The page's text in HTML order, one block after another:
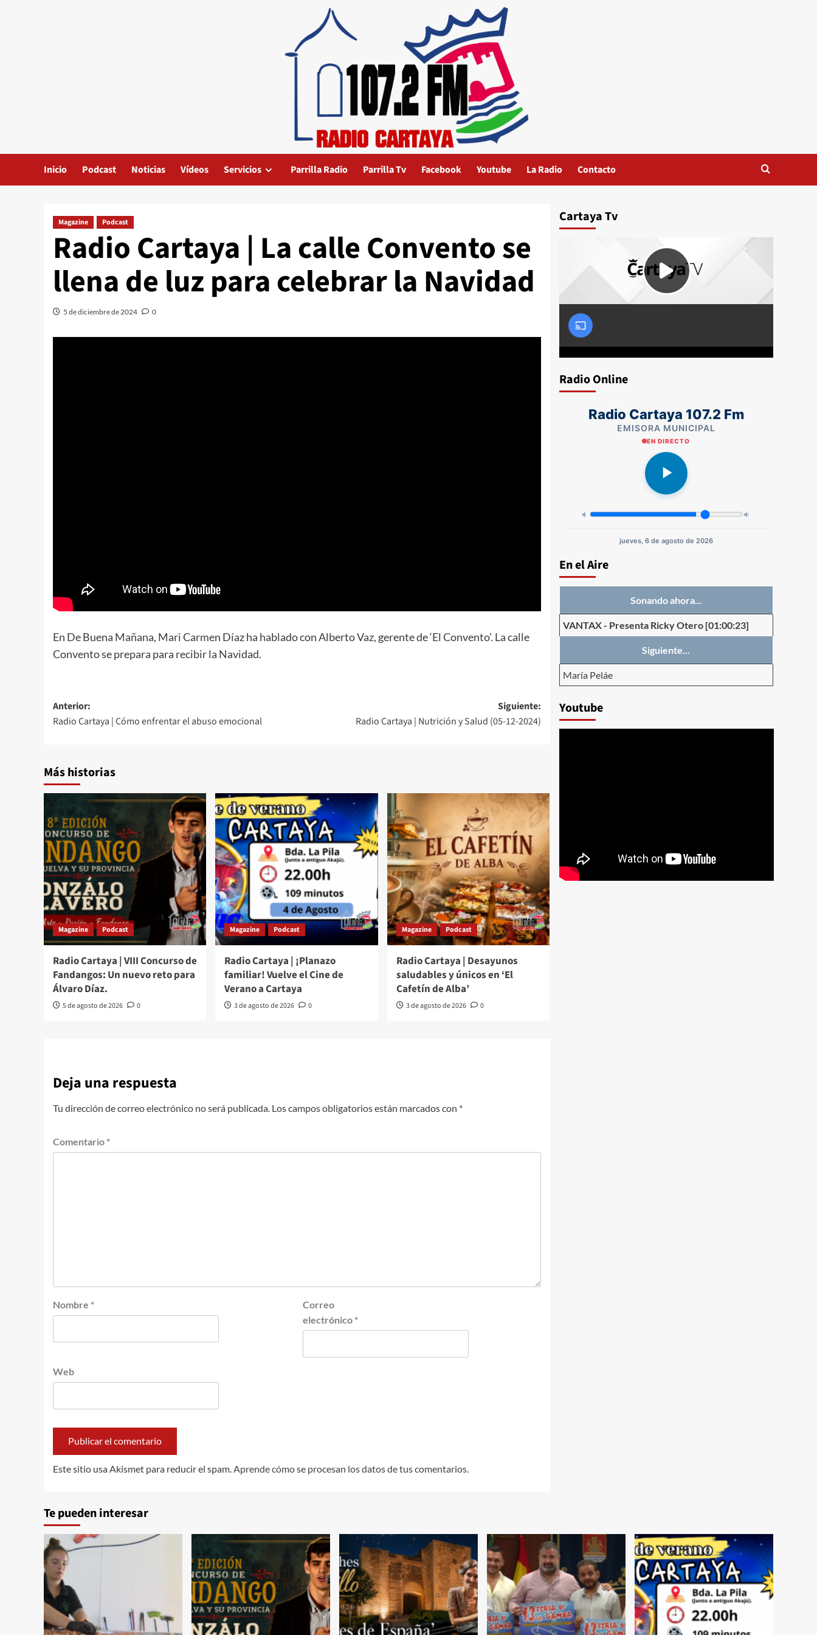
Inicio Podcast Noticias Vídeos Servicios Parrilla Radio Parrilla Tv Facebook Youtube La Radio Contacto
Magazine Podcast
Radio Cartaya | La calle Convento se
llena de luz para celebrar la Navidad
5 de diciembre de 2024 0
En De Buena Mañana, Mari Carmen Díaz ha hablado con Alberto Vaz, gerente de ‘El Convento’. La calle
Convento se prepara para recibir la Navidad.
Anterior:
Radio Cartaya | Cómo enfrentar el abuso emocional
Siguiente:
Radio Cartaya | Nutrición y Salud (05-12-2024)
Más historias
Magazine Podcast
Radio Cartaya | VIII Concurso de
Fandangos: Un nuevo reto para
Álvaro Díaz.
5 de agosto de 2026 0
Magazine Podcast
Radio Cartaya | ¡Planazo
familiar! Vuelve el Cine de
Verano a Cartaya
3 de agosto de 2026 0
Magazine Podcast
Radio Cartaya | Desayunos
saludables y únicos en ‘El
Cafetín de Alba’
3 de agosto de 2026 0
Deja una respuesta
Tu dirección de correo electrónico no será publicada. Los campos obligatorios están marcados con *
Comentario *
Nombre *
Correo
electrónico *
Web
Este sitio usa Akismet para reducir el spam. Aprende cómo se procesan los datos de tus comentarios.
Cartaya Tv
Radio Online
Radio Cartaya 107.2 Fm
EMISORA MUNICIPAL
EN DIRECTO
jueves, 6 de agosto de 2026
En el Aire
Sonando ahora...
VANTAX- Presenta Ricky Otero [01:00:23]
Siguiente...
María Peláe
Youtube
Te pueden interesar